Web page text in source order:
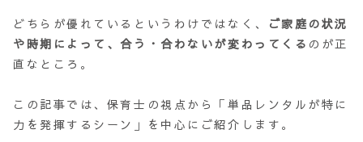
どちらが優れているというわけではなく、
ご家庭の状況
や時期によって、合う・合わないが変わってくる のが正
直なところ。
この記事では、保育士の視点から「単品レンタルが特に
力を発揮するシーン」を中心にご紹介します。